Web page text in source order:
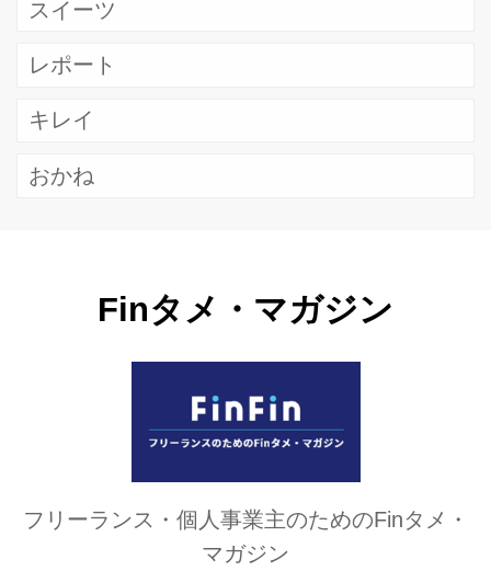
スイーツ
レポート
キレイ
おかね
Finタメ・マガジン
フリーランス・個人事業主のためのFinタメ・
マガジン